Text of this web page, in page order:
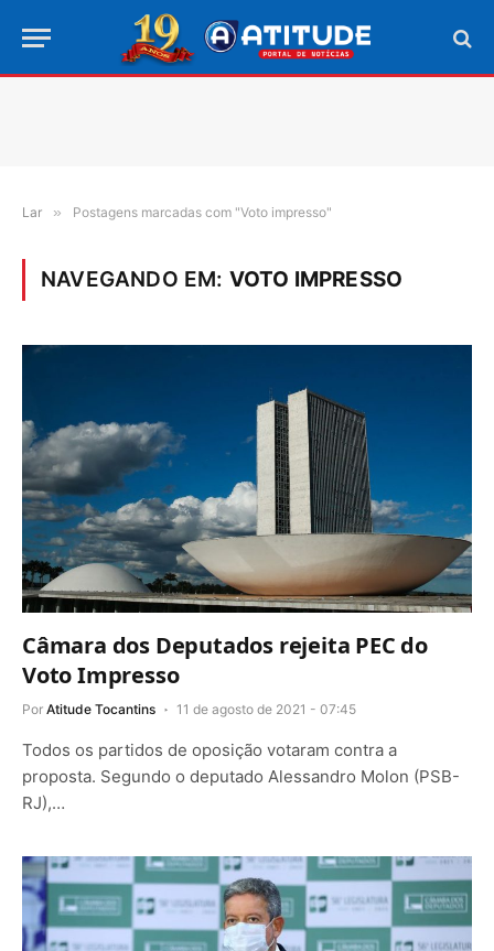
Lar » Postagens marcadas com "Voto impresso"
NAVEGANDO EM: VOTO IMPRESSO
Câmara dos Deputados rejeita PEC do
Voto Impresso
Por Atitude Tocantins 11 de agosto de 2021 - 07:45
Todos os partidos de oposição votaram contra a
proposta. Segundo o deputado Alessandro Molon (PSB-
RJ),…